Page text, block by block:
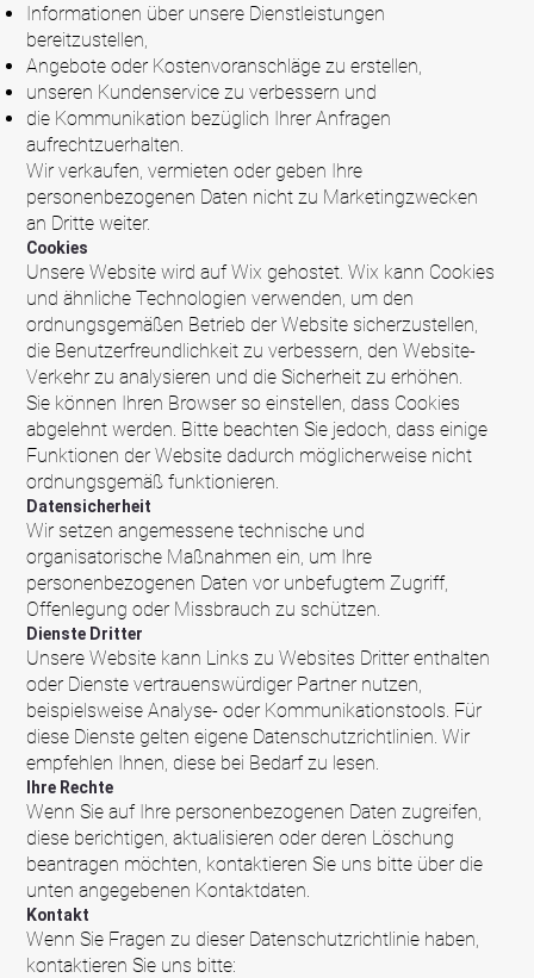
Informationen über unsere Dienstleistungen
bereitzustellen,
Angebote oder Kostenvoranschläge zu erstellen,
unseren Kundenservice zu verbessern und
die Kommunikation bezüglich Ihrer Anfragen
aufrechtzuerhalten.
Wir verkaufen, vermieten oder geben Ihre
personenbezogenen Daten nicht zu Marketingzwecken
an Dritte weiter.
Cookies
Unsere Website wird auf Wix gehostet. Wix kann Cookies
und ähnliche Technologien verwenden, um den
ordnungsgemäßen Betrieb der Website sicherzustellen,
die Benutzerfreundlichkeit zu verbessern, den Website-
Verkehr zu analysieren und die Sicherheit zu erhöhen.
Sie können Ihren Browser so einstellen, dass Cookies
abgelehnt werden. Bitte beachten Sie jedoch, dass einige
Funktionen der Website dadurch möglicherweise nicht
ordnungsgemäß funktionieren.
Datensicherheit
Wir setzen angemessene technische und
organisatorische Maßnahmen ein, um Ihre
personenbezogenen Daten vor unbefugtem Zugriff,
Offenlegung oder Missbrauch zu schützen.
Dienste Dritter
Unsere Website kann Links zu Websites Dritter enthalten
oder Dienste vertrauenswürdiger Partner nutzen,
beispielsweise Analyse- oder Kommunikationstools. Für
diese Dienste gelten eigene Datenschutzrichtlinien. Wir
empfehlen Ihnen, diese bei Bedarf zu lesen.
Ihre Rechte
Wenn Sie auf Ihre personenbezogenen Daten zugreifen,
diese berichtigen, aktualisieren oder deren Löschung
beantragen möchten, kontaktieren Sie uns bitte über die
unten angegebenen Kontaktdaten.
Kontakt
Wenn Sie Fragen zu dieser Datenschutzrichtlinie haben,
kontaktieren Sie uns bitte: